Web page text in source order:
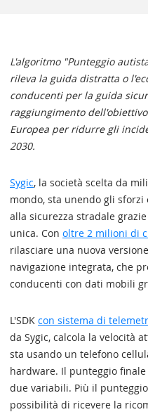
L'algoritmo "Punteggio
rileva la guida distratta o
conducenti per la guida
raggiungimento
Europea per ridurre gli
2030.
Sygic, la società scelta da
mondo, sta unendo gli
alla sicurezza stradale
unica. Con oltre 2 milioni di
rilasciare una nuova
navigazione integrata, che
conducenti con dati mobili
L'SDK con sistema di
da Sygic, calcola la velocità
sta usando un telefono
hardware. Il punteggio
due variabili. Più il
possibilità di ricevere la